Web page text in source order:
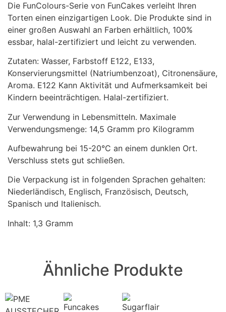
Die FunColours-Serie von FunCakes verleiht Ihren
Torten einen einzigartigen Look. Die Produkte sind in
einer großen Auswahl an Farben erhältlich, 100%
essbar, halal-zertifiziert und leicht zu verwenden.
Zutaten: Wasser, Farbstoff E122, E133,
Konservierungsmittel (Natriumbenzoat), Citronensäure,
Aroma. E122 Kann Aktivität und Aufmerksamkeit bei
Kindern beeinträchtigen. Halal-zertifiziert.
Zur Verwendung in Lebensmitteln. Maximale
Verwendungsmenge: 14,5 Gramm pro Kilogramm
Aufbewahrung bei 15-20°C an einem dunklen Ort.
Verschluss stets gut schließen.
Die Verpackung ist in folgenden Sprachen gehalten:
Niederländisch, Englisch, Französisch, Deutsch,
Spanisch und Italienisch.
Inhalt: 1,3 Gramm
Ähnliche Produkte